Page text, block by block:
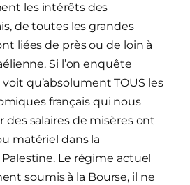
les intérêts des
de toutes les grandes
liées de près ou de loin à
Si l’on enquête
qu’absolument TOUS les
français qui nous
salaires de misères ont
matériel dans la
Le régime actuel
soumis à la Bourse, il ne